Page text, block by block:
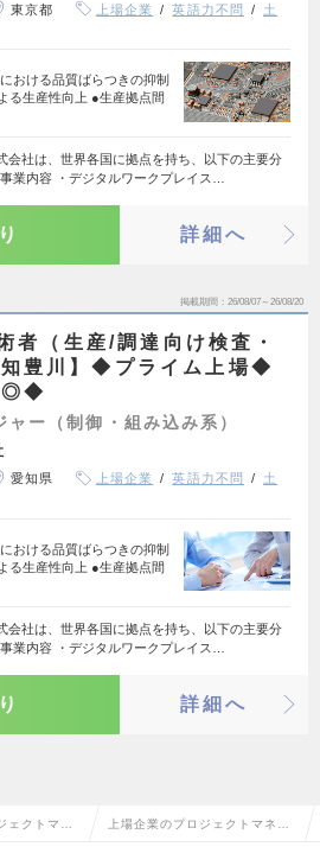
東京都 上場企業 英語力不問
土
おける品質ばらつきの抑制
る生産性向上 ●生産拠点間
会社は、世界各国に拠点を持ち、以下の主要分
業内容 ・デジタルワークプレイス…
詳細へ
掲載期間 26/08/07～26/08/20
者（生産/調達向け検査・
知豊川】◆プライム上場◆
◎◆
ー（制御・組み込み系）
愛知県 上場企業 英語力不問
土
おける品質ばらつきの抑制
る生産性向上 ●生産拠点間
会社は、世界各国に拠点を持ち、以下の主要分
業内容 ・デジタルワークプレイス…
詳細へ
ェクトマネ 上場企業のプロジェクトマネー